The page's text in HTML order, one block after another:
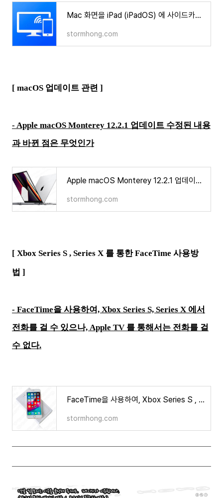
Mac 화면을 iPad (iPadOS) 에 사이드카를 이용하여 화면을 공유하거나 듀얼 모니터로 사용 하는 방법
stormhong.com
[ macOS 업데이트 관련 ]
- Apple macOS Monterey 12.2.1 업데이트 수정된 내용
과 바뀐 점은 무엇인가
Apple macOS Monterey 12.2.1 업데이트 수정된 내용과 바뀐 점은 무엇인가
stormhong.com
[ Xbox Series S , Series X 를 통한 FaceTime 사용방
법 ]
- FaceTime을 사용하여, Xbox Series S, Series X 에서
전화를 걸 수 있으나, Apple TV 를 통해서는 전화를 걸
수 없다.
FaceTime을 사용하여, Xbox Series S , Series X 에서 전화를 걸 수 있으나, Apple TV 를 통해서는 전화를 걸
stormhong.com